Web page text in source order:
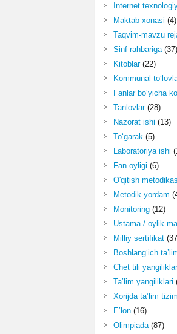
Internet
Maktab xonasi (4)
Taqvim-mavzu
Sinf rahbariga(37)
Kitoblar(22)
Kommunal
Fanlar bo‘yicha
Tanlovlar(28)
Nazorat ishi (13)
To‘garak(5)
Laboratoriya ishi
Fan oyligi (6)
O'qitish
Metodik yordam
Monitoring(12)
Ustama / oylik
Milliy sertifikat
Boshlang‘ich
Chet tili
Ta’lim yangiliklari
Xorijda ta’lim
E’lon(16)
Olimpiada(87)